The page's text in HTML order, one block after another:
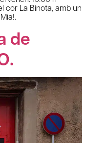
cor La Binota, amb un
de